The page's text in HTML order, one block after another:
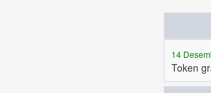
14
Token